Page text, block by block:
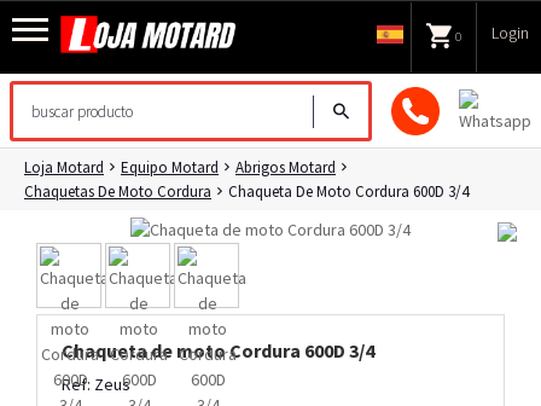
0 Login
Loja Motard Equipo Motard
Abrigos Motard
Chaquetas De Moto Cordura
Chaqueta De Moto Cordura 600D 3/4
Chaqueta de moto Cordura 600D 3/4
Ref: Zeus